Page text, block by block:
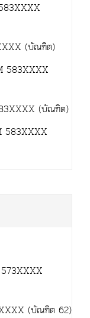
(บัณฑิต)
583XXXX
(บัณฑิต)
583XXXX
(บัณฑิต 62)